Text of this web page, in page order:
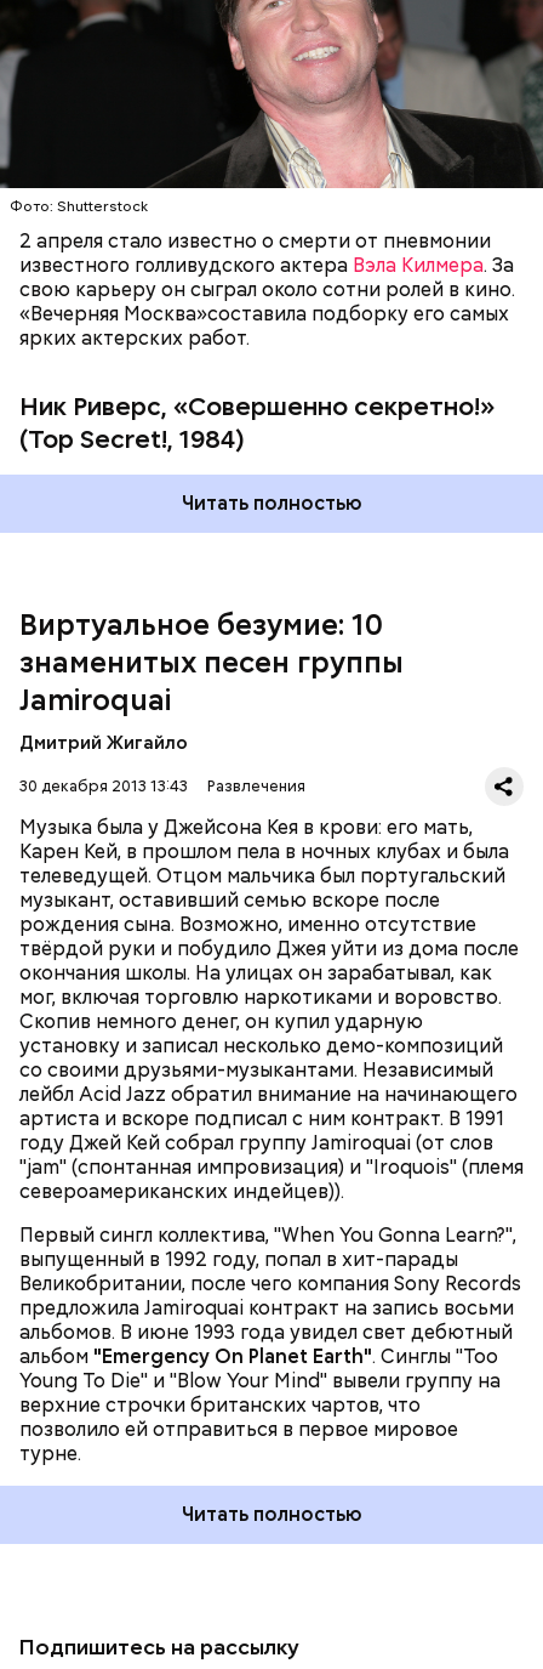
Фото: Shutterstock
2 апреля стало известно о смерти от пневмонии
известного голливудского актера Вэла Килмера. За
свою карьеру он сыграл около сотни ролей в кино.
«Вечерняя Москва»составила подборку его самых
ярких актерских работ.
Ник Риверс, «Совершенно секретно!»
(Top Secret!, 1984)
Фото: «Совершенно секретно!» (Top Secret!, 1984)
участницей подпольного сопротивления Хиллари
— дочерью доктора Фламонда.
Читать полностью
ЗНАМЕНИТОСТИ
КИНО
Виртуальное безумие: 10
знаменитых песен группы
Jamiroquai
Дмитрий Жигайло
30 декабря 2013 13:43 Развлечения
Музыка была у Джейсона Кея в крови: его мать,
Карен Кей, в прошлом пела в ночных клубах и была
телеведущей. Отцом мальчика был португальский
музыкант, оставивший семью вскоре после
рождения сына. Возможно, именно отсутствие
твёрдой руки и побудило Джея уйти из дома после
окончания школы. На улицах он зарабатывал, как
мог, включая торговлю наркотиками и воровство.
Скопив немного денег, он купил ударную
установку и записал несколько демо-композиций
со своими друзьями-музыкантами. Независимый
лейбл Acid Jazz обратил внимание на начинающего
артиста и вскоре подписал с ним контракт. В 1991
году Джей Кей собрал группу Jamiroquai (от слов
"jam" (спонтанная импровизация) и "Iroquois" (племя
североамериканских индейцев)).
Первый сингл коллектива, "When You Gonna Learn?",
выпущенный в 1992 году, попал в хит-парады
Великобритании, после чего компания Sony Records
предложила Jamiroquai контракт на запись восьми
альбомов. В июне 1993 года увидел свет дебютный
альбом "Emergency On Planet Earth". Синглы "Too
Young To Die" и "Blow Your Mind" вывели группу на
верхние строчки британских чартов, что
позволило ей отправиться в первое мировое
турне.
Вторым альбомом, "The Return Of The Space
Cowboy" (1994), группа закрепила успех, однако
настоящим прорывом стала пластинка"Travelling
Without Moving" 1996 года. Сингл"Virtual Insanity"
("Виртуальное безумие") произвёл настоящий
фурор: в 1997 году клип на эту песню получил
четыре награды MTV, а сама песня в 1998 году была
отмечена премией Grammy в номинации "Лучшее
вокальное поп-исполнение дуэтом или группой".
Международными хитами также стали песни
"Cosmic Girl" и "Alright".
Четвёртому альбому предшествовал сингл
"Deeper Underground"
Роланда Эммериха
более тяжёлом стиле, а песня заняла первое место в
Великобритании. Альбом "Synkronized"(1999) был
исполнен в традиционных для группы стилях фанк
и эйсид-джаз. Бешеной популярности
предыдущего диска он не достиг, но разошёлся по
всему миру в количестве четырёх миллионов копий.
За выступлением на легендарном фестивале
Woodstock в 1999 году последовал двухлетний
перерыв, после которого вышел альбом"A Funk
Odyssey"(2001), на котором преобладало
электронное звучание.
Довольно разноплановым получился диск
Песня "Seven Days in Sunny June" попала в
саундтрек популярного фильма "Дьявол носит
Prada". Последний на сегодняшний день
студийный альбом группы, "Rock Dust Light Star"
вышел лишь пять лет спустя - в 2010 году.
"Вечерняя Москва"
подборку самых популярных композиций
Jamiroquai.
Читать полностью
МУЗЫКА
Подпишитесь на рассылку